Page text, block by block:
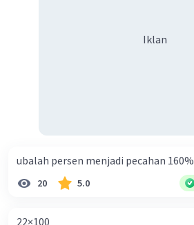
Iklan
ubalah persen menjadi pecahan 160%
20 5.0
22×100